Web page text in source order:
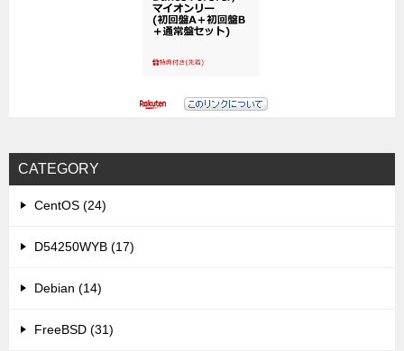
CATEGORY
CentOS (24)
D54250WYB (17)
Debian (14)
FreeBSD (31)